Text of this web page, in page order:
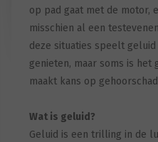
op pad gaat met de motor,
misschien al een
deze situaties speelt
genieten, maar soms is het
maakt kans op
Wat is geluid?
Geluid is een trilling in de